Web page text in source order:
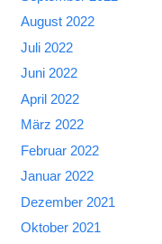
August 2022
Juli 2022
Juni 2022
April 2022
März 2022
Februar 2022
Januar 2022
Dezember 2021
Oktober 2021